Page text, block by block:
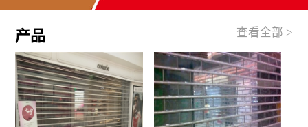
产品 查看全部 >